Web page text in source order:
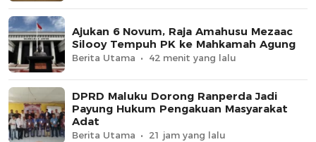
Ajukan 6 Novum, Raja Amahusu Mezaac
Silooy Tempuh PK ke Mahkamah Agung
Berita Utama 42 menit yang lalu
DPRD Maluku Dorong Ranperda Jadi
Payung Hukum Pengakuan Masyarakat
Adat
Berita Utama 21 jam yang lalu